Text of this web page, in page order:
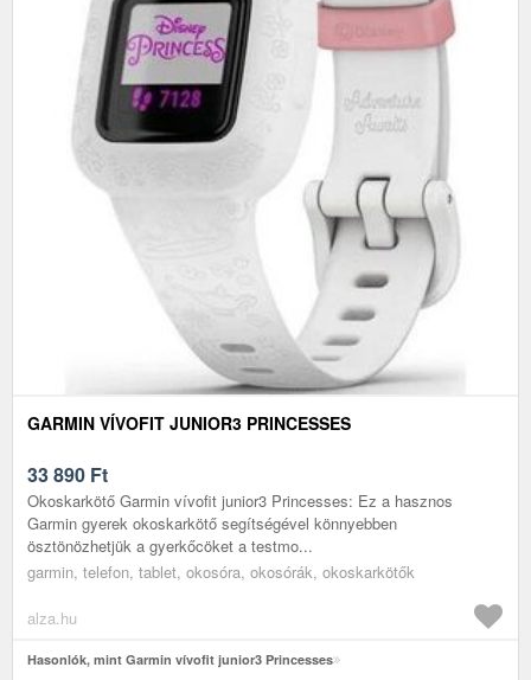
GARMIN VÍVOFIT JUNIOR3 PRINCESSES
33 890 Ft
Okoskarkötő Garmin vívofit junior3 Princesses: Ez a hasznos
Garmin gyerek okoskarkötő segítségével könnyebben
ösztönözhetjük a gyerkőcöket a testmo...
garmin, telefon, tablet, okosóra, okosórák, okoskarkötők
alza.hu
Hasonlók, mint Garmin vívofit junior3 Princesses